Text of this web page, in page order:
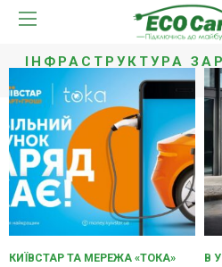
ІНФРАСТРУКТУРА
КИЇВСТАР ТА МЕРЕЖА «ТОКА»
В